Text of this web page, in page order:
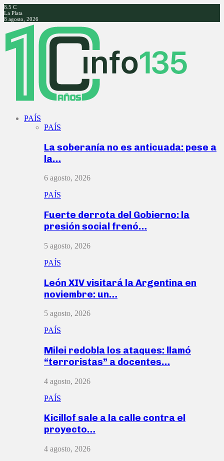
8.5 C
La Plata
8 agosto, 2026
Facebook
Twitter
Instagram
Youtube
PAÍS
PAÍS
La soberanía no es anticuada: pese a
la…
6 agosto, 2026
PAÍS
Fuerte derrota del Gobierno: la
presión social frenó…
5 agosto, 2026
PAÍS
León XIV visitará la Argentina en
noviembre: un…
5 agosto, 2026
PAÍS
Milei redobla los ataques: llamó
“terroristas” a docentes…
4 agosto, 2026
PAÍS
Kicillof sale a la calle contra el
proyecto…
4 agosto, 2026